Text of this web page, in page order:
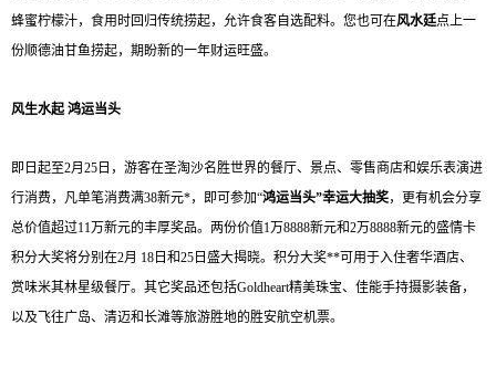
蜂蜜柠檬汁，食用时回归传统捞起，允许食客自选配料。您也可在风水廷点上一
份顺德油甘鱼捞起，期盼新的一年财运旺盛。
风生水起 鸿运当头
即日起至2月25日，游客在圣淘沙名胜世界的餐厅、景点、零售商店和娱乐表演进
行消费，凡单笔消费满38新元*，即可参加“鸿运当头”幸运大抽奖，更有机会分享
总价值超过11万新元的丰厚奖品。两份价值1万8888新元和2万8888新元的盛情卡
积分大奖将分别在2月 18日和25日盛大揭晓。积分大奖**可用于入住奢华酒店、
赏味米其林星级餐厅。其它奖品还包括Goldheart精美珠宝、佳能手持摄影装备，
以及飞往广岛、清迈和长滩等旅游胜地的胜安航空机票。